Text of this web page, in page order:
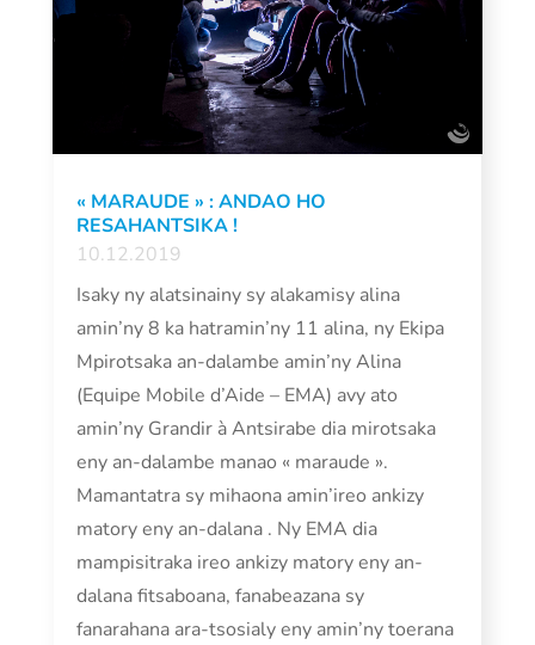
« MARAUDE » : ANDAO HO
RESAHANTSIKA !
10.12.2019
Isaky ny alatsinainy sy alakamisy alina
amin’ny 8 ka hatramin’ny 11 alina, ny Ekipa
Mpirotsaka an-dalambe amin’ny Alina
(Equipe Mobile d’Aide – EMA) avy ato
amin’ny Grandir à Antsirabe dia mirotsaka
eny an-dalambe manao « maraude ».
Mamantatra sy mihaona amin’ireo ankizy
matory eny an-dalana . Ny EMA dia
mampisitraka ireo ankizy matory eny an-
dalana fitsaboana, fanabeazana sy
fanarahana ara-tsosialy eny amin’ny toerana